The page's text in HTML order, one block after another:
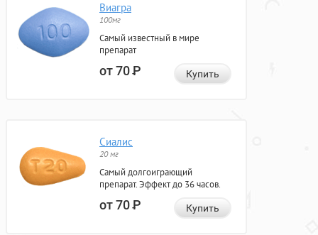
Виагра
100мг
Самый известный в мире
препарат
от 70Р Купить
Сиалис
20 мг
Самый долгоиграющий
препарат. Эффект до 36 часов.
от 70Р Купить